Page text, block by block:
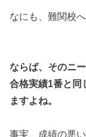
なにも、難関校
ならば、そのニ
合格実績1番と同
ますよね。
事実、成績の悪